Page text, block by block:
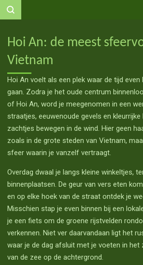
Ga
de
hoofdinhoud
Hoi An: de meest
Vietnam
Hoi An voelt als een plek waar de tijd even
gaan. Zodra je het oude centrum
of Hoi An, word je meegenomen in een
straatjes, eeuwenoude gevels en kleurrijke
zachtjes bewegen in de wind. Hier geen
zoals in de grote steden van Vietnam,
sfeer waarin je vanzelf vertraagt.
Overdag dwaal je langs kleine winkeltjes,
binnenplaatsen. De geur van vers eten
en op elke hoek van de straat ontdek je
Misschien stap je even binnen bij een
je een fiets om de groene rijstvelden
verkennen. Niet ver daarvandaan ligt het
waar je de dag afsluit met je voeten in het
van de zee op de achtergrond.